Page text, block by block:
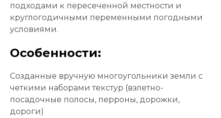
подходами к пересеченной местности и
круглогодичными переменными погодными
условиями.
Особенности:
Созданные вручную многоугольники земли с
четкими наборами текстур (взлетно-
посадочные полосы, перроны, дорожки,
дороги)